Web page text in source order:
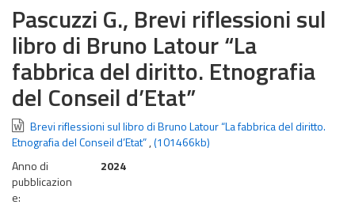
Pascuzzi G., Brevi riflessioni sul
libro di Bruno Latour “La
fabbrica del diritto. Etnografia
del Conseil d’Etat”
Brevi riflessioni sul libro di Bruno Latour “La fabbrica del diritto.
Etnografia del Conseil d’Etat”,(101466kb)
Anno di
pubblicazion
e:
2024